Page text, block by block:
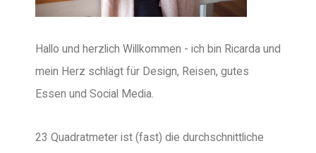
Hallo und herzlich Willkommen - ich bin Ricarda und
mein Herz schlägt für Design, Reisen, gutes
Essen und Social Media.
23 Quadratmeter ist (fast) die durchschnittliche